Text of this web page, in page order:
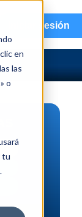
en
las
o
tu
Iniciar sesión